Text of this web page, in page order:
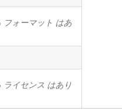
フォーマット はあ
ライセンス はあり